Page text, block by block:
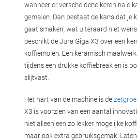
wanneer er verscheidene keren na
gemalen. Dan bestaat de kans dat je
gaat smaken, wat uiteraard niet
beschikt de Jura Giga X3 over een
koffiemolen. Een keramisch
tijdens een drukke koffiebreak en is
slijtvast.
Het hart van de machine is de
X3 is voorzien van een aantal
niet alleen een zo lekker mogelijke
maar ook extra gebruiksgemak.